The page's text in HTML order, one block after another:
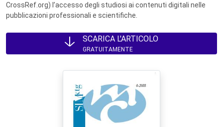
CrossRef.org) l’accesso degli studiosi ai contenuti digitali nelle
pubblicazioni professionali e scientifiche.
SCARICA L'ARTICOLO
GRATUITAMENTE